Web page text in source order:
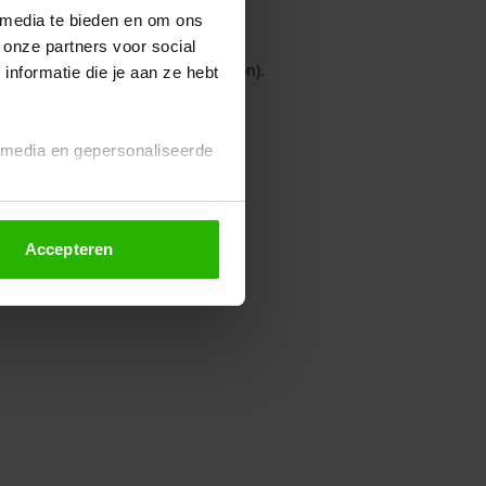
te bieden en om ons
partners voor social
die je aan ze hebt
en gepersonaliseerde
altijd wijzigen of
Accepteren
console for more information).